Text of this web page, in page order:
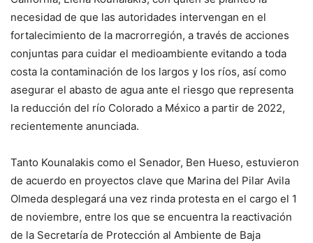
necesidad de que las autoridades intervengan en el
fortalecimiento de la macrorregión, a través de acciones
conjuntas para cuidar el medioambiente evitando a toda
costa la contaminación de los largos y los ríos, así como
asegurar el abasto de agua ante el riesgo que representa
la reducción del río Colorado a México a partir de 2022,
recientemente anunciada.
Tanto Kounalakis como el Senador, Ben Hueso, estuvieron
de acuerdo en proyectos clave que Marina del Pilar Avila
Olmeda desplegará una vez rinda protesta en el cargo el 1
de noviembre, entre los que se encuentra la reactivación
de la Secretaría de Protección al Ambiente de Baja